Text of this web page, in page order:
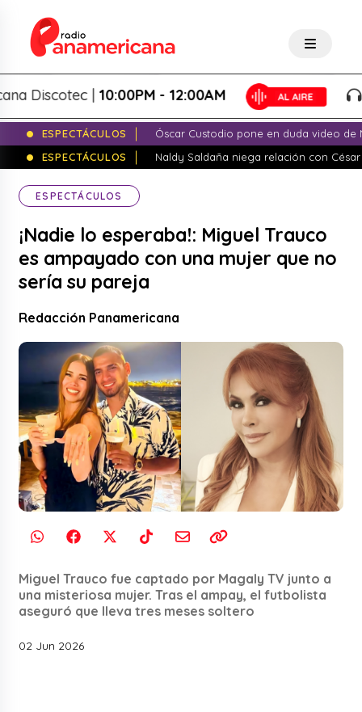
|10:00PM - 12:00AM
ESPECTÁCULOS
Óscar Custodio pone en duda video de
ESPECTÁCULOS
Naldy Saldaña niega relación con
ESPECTÁCULOS
¡Nadie lo esperaba!: Miguel Trauco
es ampayado con una mujer que no
sería su pareja
Redacción Panamericana
Miguel Trauco fue captado por Magaly TV junto a
una misteriosa mujer. Tras el ampay, el futbolista
aseguró que lleva tres meses soltero
02 Jun 2026